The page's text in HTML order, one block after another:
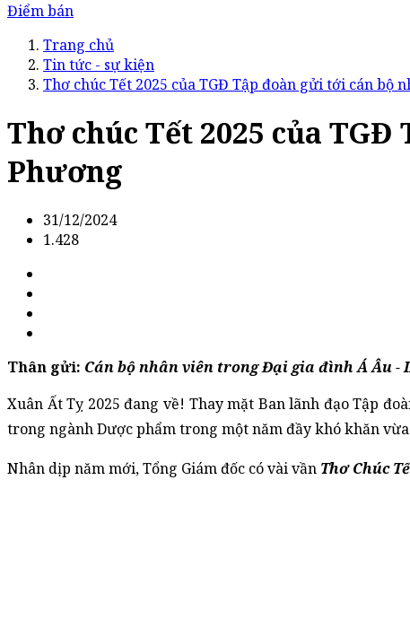
Điểm bán
Trang chủ
Tin tức - sự kiện
Thơ chúc Tết 2025 của TGĐ Tập đoàn gửi tới cán bộ
Thơ chúc Tết 2025 của
Phương
31/12/2024
1.428
Thân gửi: Cán bộ nhân viên trong Đại gia đình Á Âu -
Xuân Ất Tỵ 2025 đang về! Thay mặt Ban lãnh đạo Tập
trong ngành Dược phẩm trong một năm đầy khó khăn
Nhân dịp năm mới, Tổng Giám đốc có vài vần Thơ Chúc